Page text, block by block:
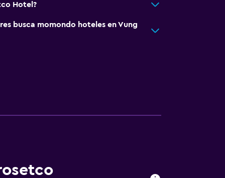
Hotel?
busca momondo hoteles en Vung